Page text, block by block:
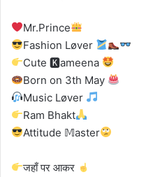
Mr.Prince
Fashion Løver
Cute 🅺ameena
Born on 3th May
Music Løver
Ram Bhakt
Attitude 𝕄aster
जहाँ पर आकर